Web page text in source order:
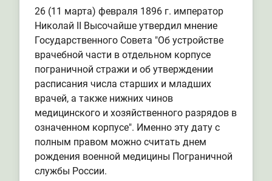
26 (11 марта) февраля 1896 г. император
Николай II Высочайше утвердил мнение
Государственного Совета "Об устройстве
врачебной части в отдельном корпусе
пограничной стражи и об утверждении
расписания числа старших и младших
врачей, а также нижних чинов
медицинского и хозяйственного разрядов в
означенном корпусе". Именно эту дату с
полным правом можно считать днем
рождения военной медицины Пограничной
службы России.